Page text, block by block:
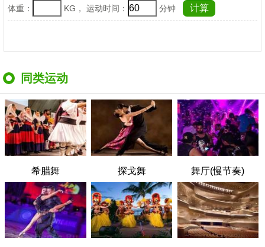
体重： KG， 运动时间： 分钟
同类运动
希腊舞 探戈舞 舞厅(慢节奏)